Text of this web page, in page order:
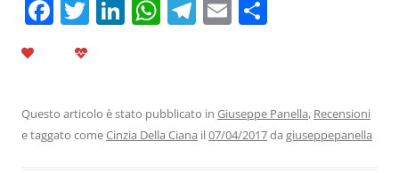
F
b
o
T Li
dI
n
W
A
p
T
a
m
E
vi
di
Questo articolo è stato pubblicato in Giuseppe Panella, Recensioni
e taggato comeCinzia Della Ciana il07/04/2017da giuseppepanella